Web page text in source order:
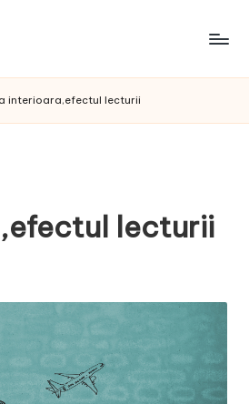
interioara,efectul lecturii
lecturii